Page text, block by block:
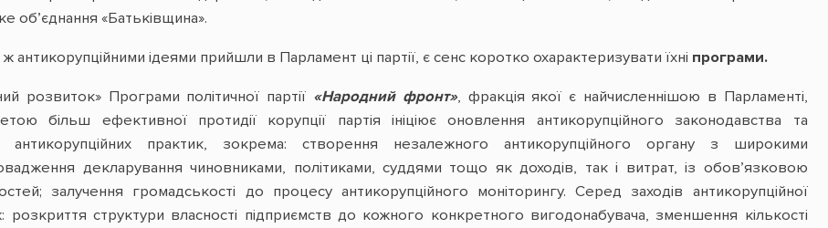
об’єднання «Батьківщина».
ідеями прийшли в Парламент ці партії, є сенс коротко охарактеризувати їхні програми.
розвиток» Програми політичної партії «Народний фронт», фракція якої є найчисленнішою в Парламенті,
більш ефективної протидії корупції партія ініціює оновлення антикорупційного законодавства та
антикорупційних практик, зокрема: створення незалежного антикорупційного органу з широкими
декларування чиновниками, політиками, суддями тощо як доходів, так і витрат, із обов’язковою
залучення громадськості до процесу антикорупційного моніторингу. Серед заходів антикорупційної
розкриття структури власності підприємств до кожного конкретного вигодонабувача, зменшення кількості